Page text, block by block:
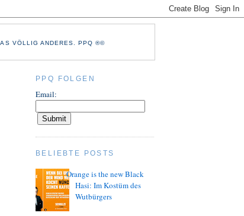
VÖLLIG ANDERES. PPQ ®©
PPQ FOLGEN
Email:
BELIEBTE POSTS
Orange is the new Black
Hasi: Im Kostüm des
Wutbürgers